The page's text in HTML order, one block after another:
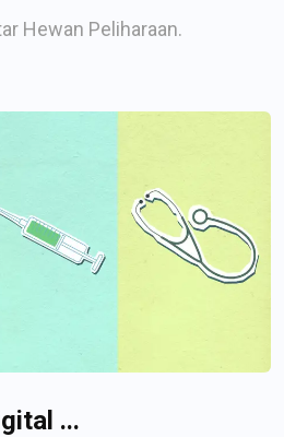
Hewan Peliharaan.
...